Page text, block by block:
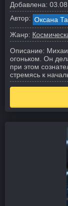
Добавлена:
Автор: Оксана
Жанр:
Описание:
огоньком. Он
при этом
стремясь к